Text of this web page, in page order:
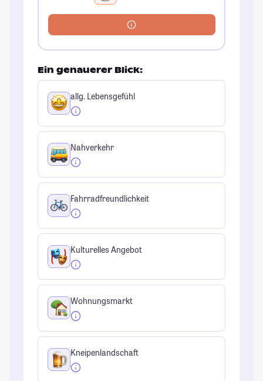
Ein genauerer Blick:
allg. Lebensgefühl
Nahverkehr
Fahrradfreundlichkeit
Kulturelles Angebot
Wohnungsmarkt
Kneipenlandschaft